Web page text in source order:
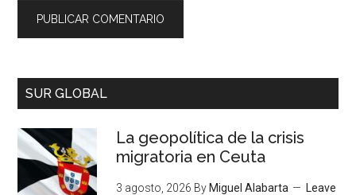
SUR GLOBAL
La geopolítica de la crisis
migratoria en Ceuta
3 agosto, 2026 By Miguel Alabarta
Leave